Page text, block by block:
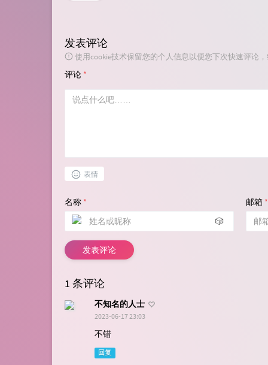
发表评论
使用cookie技术保留您的个人信息以便您下次快速评论
评论 *
表情
名称 *
🎲
邮箱 *
发表评论
1 条评论
不知名的人士
2023-06-17 23:03
不错
回复